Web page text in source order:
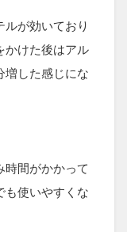
が効いており
かけた後はアル
増した感じにな
間がかかって
も使いやすくな